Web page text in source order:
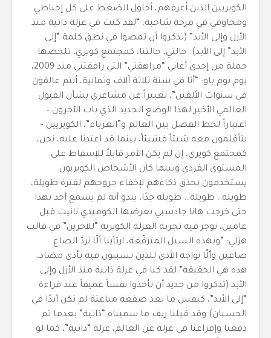
الكويريين الذين أعرفهم، أحاول الضغط على كل إحباطي
ومخاوفي في مزحة شاحبة: “لقد كنت في عزلة ذاتية منذ
الأزل وإلى الأبد” (تذكروا أن تمضوا في نطق كلمة “إلى
الأبد” إلى الأبد). حالتي، حالتنا، كمجتمع كويري، تلخصها
جملة من إحدى أغاني “مراهقتي” التي رافقتني منذ 2009،
بوم بوم باو: “أنا في سنة ثلاثة آلاف وثمانية، أنتم عالقون
في سنوات الألفين”، تعبيراً عن مشاعري بشأن القبول
العالمي الأخير لهذا الوضع الجديد الذي بات الآخرون –
اعتباراً لخط الفصل بين العالم و”الغرباء”، الكويريين –
يتأقلمون معه شيئاً فشيئاً، بينما قد اعتدنا عليه، نحن،
كمجتمع كويري، إن لم يكن الأمر قابلاً للإسقاط على
المستوى الفردي.وبينما كان الأشخاص الكويريون
يستخدمون بحذق ذكاءهم لإخفاء جروحهم لفترة طويلة،
طويلة.. طويلة… طويلة جدًا، يبدو أنه لم يسمع أحد بهذا
حتى خرجت هانا جادسبي بعرضها الكوميدي نانيت قبل
عامين، توجز فيه تجربة العزلة الكويرية “للآخرين” في قالب
هزلي: “وبهذه السبل المترفّعة، ارتأينا ألّا نردّ الصاع
صاعين وألّا نواجه الأذى للذين تسببون فيه بأذى مضاد،
هذه هي الحقيقة”.لقد كنا في عزلة ذاتية منذ الأزل وإلى
الأبد (تذكروا من جديد أن تأخذوا نفساً عميقاً عند قراءة
“إلى الأبد”، كنفس ما بعد صفعة مباغتة لم تكن أبدًا في
الحسبان) وقد قبلنا زيف ما سميناه “ذاتية” بعدما تم
دفعنا وإفراغنا في عزلة عن العالم، عزلة “ذاتية”، كما لو